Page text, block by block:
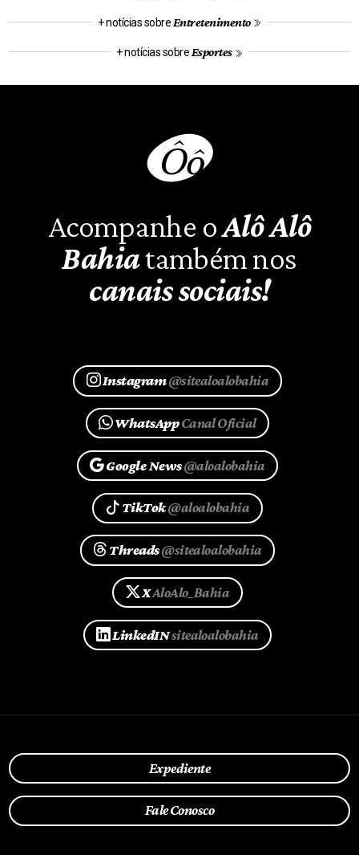
+ notícias sobre Entretenimento
+ notícias sobre Esportes
Acompanhe oAlô Alô
Bahiatambém nos
canais sociais!
Instagram@sitealoalobahia
WhatsAppCanal Oficial
Google News@aloalobahia
TikTok@aloalobahia
Threads@sitealoalobahia
XAloAlo_Bahia
LinkedINsitealoalobahia
Expediente
Fale Conosco